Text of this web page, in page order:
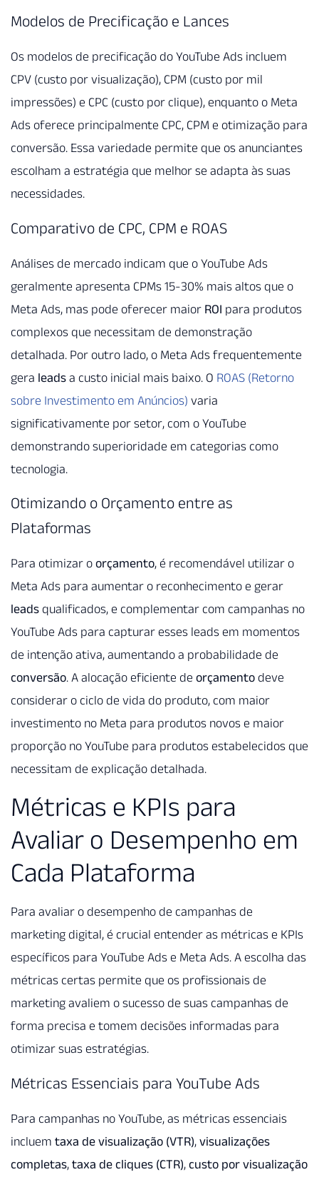
Modelos de Precificação e Lances
Os modelos de precificação do YouTube Ads incluem
CPV (custo por visualização), CPM (custo por mil
impressões) e CPC (custo por clique), enquanto o Meta
Ads oferece principalmente CPC, CPM e otimização para
conversão. Essa variedade permite que os anunciantes
escolham a estratégia que melhor se adapta às suas
necessidades.
Comparativo de CPC, CPM e ROAS
Análises de mercado indicam que o YouTube Ads
geralmente apresenta CPMs 15-30% mais altos que o
Meta Ads, mas pode oferecer maior ROI para produtos
complexos que necessitam de demonstração
detalhada. Por outro lado, o Meta Ads frequentemente
gera leads a custo inicial mais baixo. O ROAS (Retorno
sobre Investimento em Anúncios) varia
significativamente por setor, com o YouTube
demonstrando superioridade em categorias como
tecnologia.
Otimizando o Orçamento entre as
Plataformas
Para otimizar o orçamento, é recomendável utilizar o
Meta Ads para aumentar o reconhecimento e gerar
leads qualificados, e complementar com campanhas no
YouTube Ads para capturar esses leads em momentos
de intenção ativa, aumentando a probabilidade de
conversão. A alocação eficiente de orçamento deve
considerar o ciclo de vida do produto, com maior
investimento no Meta para produtos novos e maior
proporção no YouTube para produtos estabelecidos que
necessitam de explicação detalhada.
Métricas e KPIs para
Avaliar o Desempenho em
Cada Plataforma
Para avaliar o desempenho de campanhas de
marketing digital, é crucial entender as métricas e KPIs
específicos para YouTube Ads e Meta Ads. A escolha das
métricas certas permite que os profissionais de
marketing avaliem o sucesso de suas campanhas de
forma precisa e tomem decisões informadas para
otimizar suas estratégias.
Métricas Essenciais para YouTube Ads
Para campanhas no YouTube, as métricas essenciais
incluem taxa de visualização (VTR), visualizações
completas, taxa de cliques (CTR), custo por visualização